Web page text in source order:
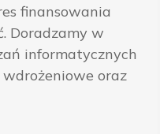
finansowania
Doradzamy w
informatycznych
wdrożeniowe oraz